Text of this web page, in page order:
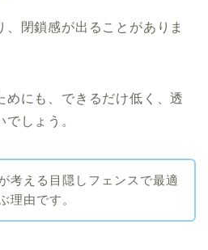
、閉鎖感が出ることがありま
めにも、できるだけ低く、透
しょう。
考える目隠しフェンスで最適
理由です。